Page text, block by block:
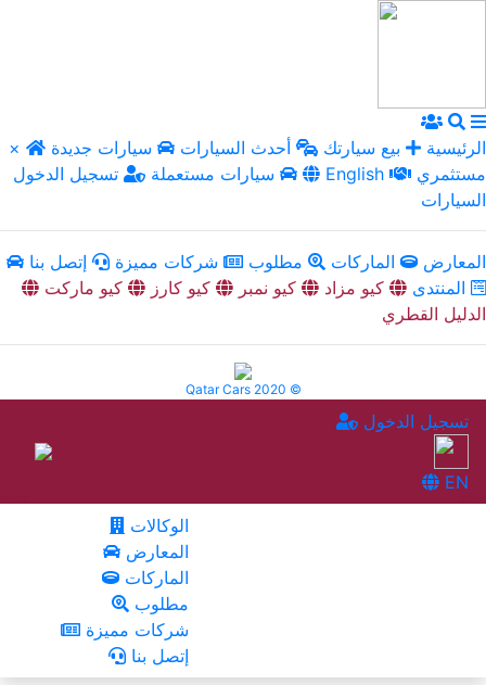
× الرئيسية بيع سيارتك أحدث السيارات
سيارات جديدة
سيارات مستعملة
تسجيل الدخول English
السيارات
المعارض الماركات مطلوب شركات مميزة
إتصل بنا
المنتدى
كيو مزاد كيو نمبر كيو كارز
كيو ماركت
الدليل القطري
Qatar Cars 2020 ©
تسجيل الدخول
EN
الوكالات
المعارض
الماركات
مطلوب
شركات مميزة
إتصل بنا